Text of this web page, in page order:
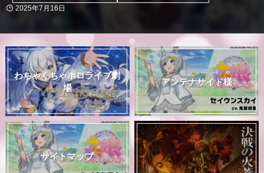
2025年7月16日
わちゃくちゃホロライブ劇
場
アンテナサイト様
サイトマップ